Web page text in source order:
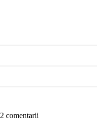
2 comentarii